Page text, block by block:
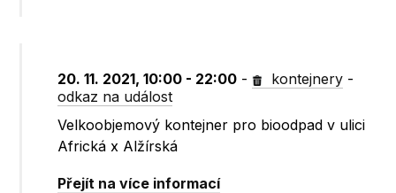
20. 11. 2021, 10:00 - 22:00 - kontejnery -
odkaz na událost
Velkoobjemový kontejner pro bioodpad v ulici
Africká x Alžírská
Přejít na více informací